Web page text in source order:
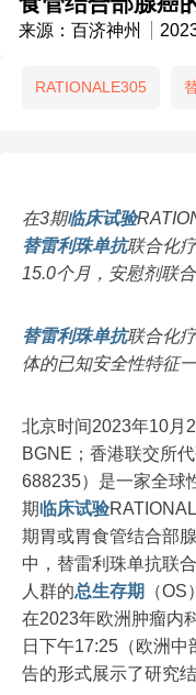
来源：百济神州
RATIONALE305
在3期临床试验
替雷利珠单抗联合化
15.0个月，安慰剂联
替雷利珠单抗联合化
体的已知安全性特征
北京时间2023年10月
BGNE；香港联交所
688235）是一家全球
期临床试验
期胃或胃食管结合部
中，替雷利珠单抗联
人群的总生存期
（
在2023年欧洲肿瘤内
日下午17:25（欧洲
告的形式展示了研究